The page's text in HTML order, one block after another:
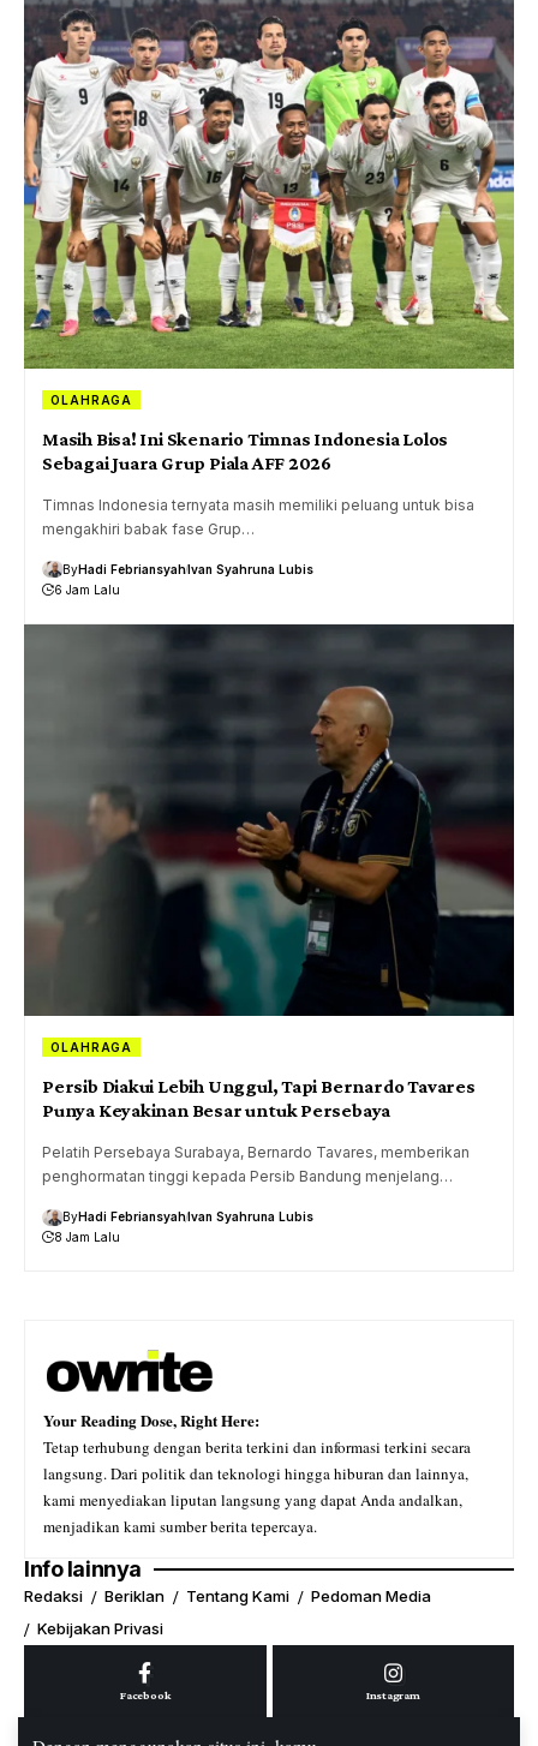
OLAHRAGA
Masih Bisa! Ini Skenario Timnas Indonesia Lolos
Sebagai Juara Grup Piala AFF 2026
Timnas Indonesia ternyata masih memiliki peluang untuk bisa
mengakhiri babak fase Grup…
ByHadi FebriansyahIvan Syahruna Lubis
6 Jam Lalu
OLAHRAGA
Persib Diakui Lebih Unggul, Tapi Bernardo Tavares
Punya Keyakinan Besar untuk Persebaya
Pelatih Persebaya Surabaya, Bernardo Tavares, memberikan
penghormatan tinggi kepada Persib Bandung menjelang…
ByHadi FebriansyahIvan Syahruna Lubis
8 Jam Lalu
Your Reading Dose, Right Here:
Tetap terhubung dengan berita terkini dan informasi terkini secara
langsung. Dari politik dan teknologi hingga hiburan dan lainnya,
kami menyediakan liputan langsung yang dapat Anda andalkan,
menjadikan kami sumber berita tepercaya.
Info lainnya
Redaksi Beriklan Tentang Kami
Pedoman Media
Kebijakan Privasi
Facebook Instagram